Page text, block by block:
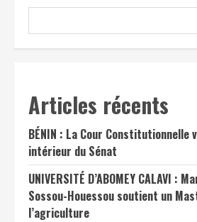
Articles récents
BÉNIN : La Cour Constitutionnelle
intérieur du Sénat
UNIVERSITÉ D’ABOMEY CALAVI :
Sossou-Houessou soutient un
l’agriculture